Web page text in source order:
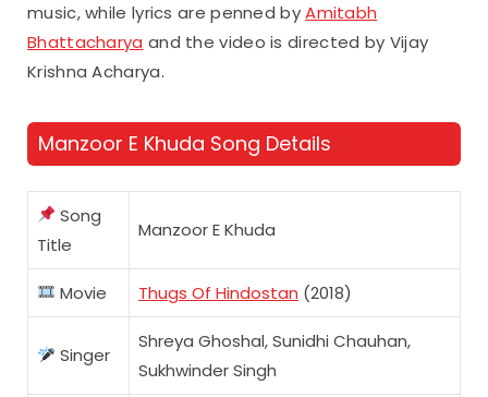
music, while lyrics are penned byAmitabh
Bhattacharya and the video is directed by Vijay
Krishna Acharya.
Manzoor E Khuda Song Details
Song
Title
Manzoor E Khuda
Movie Thugs Of Hindostan (2018)
Singer
Shreya Ghoshal, Sunidhi Chauhan,
Sukhwinder Singh